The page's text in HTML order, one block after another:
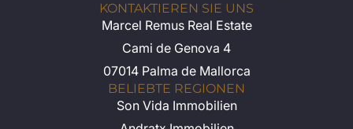
KONTAKTIEREN SIE UNS
Marcel Remus Real Estate
Cami de Genova 4
07014 Palma de Mallorca
BELIEBTE REGIONEN
Son Vida Immobilien